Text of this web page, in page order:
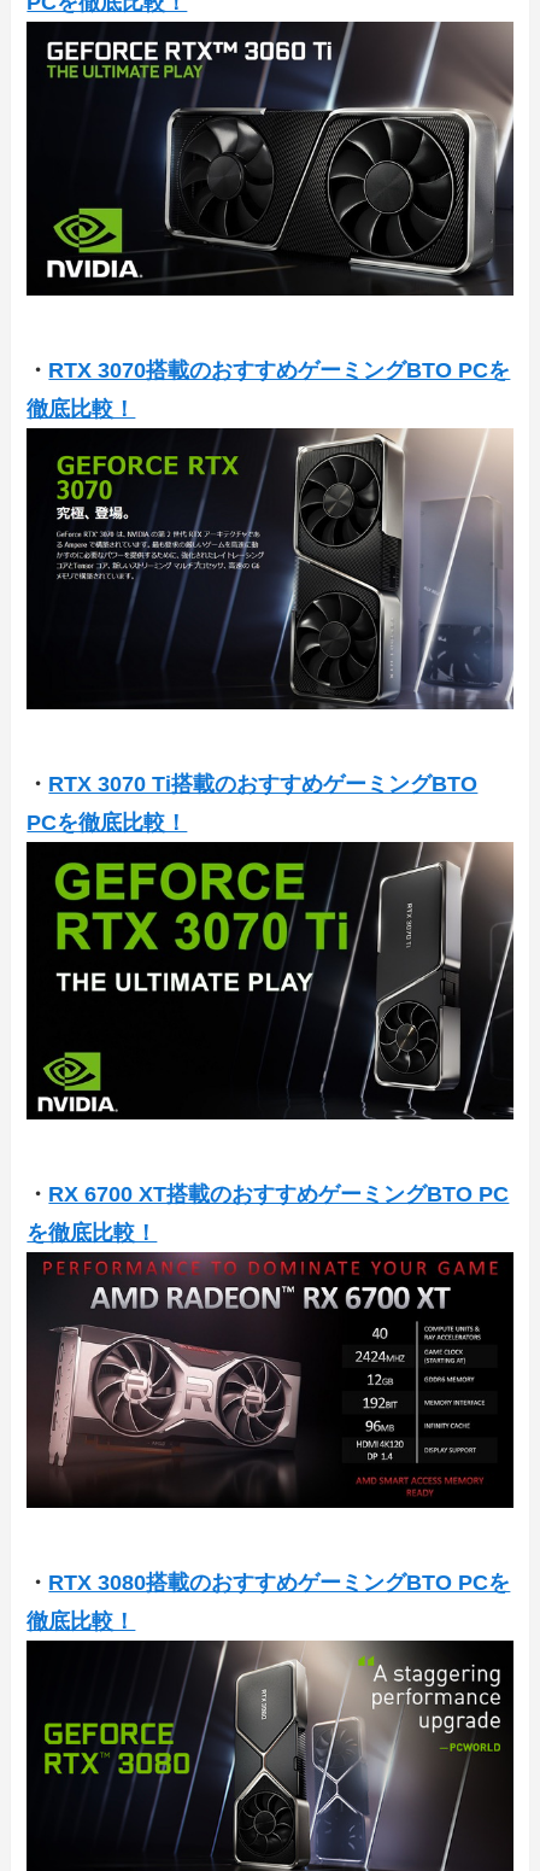
・ RTX 3070搭載のおすすめゲーミングBTO PCを
徹底比較！
・ RTX 3070 Ti搭載のおすすめゲーミングBTO
PCを徹底比較！
・ RX 6700 XT搭載のおすすめゲーミングBTO PC
を徹底比較！
・ RTX 3080搭載のおすすめゲーミングBTO PCを
徹底比較！